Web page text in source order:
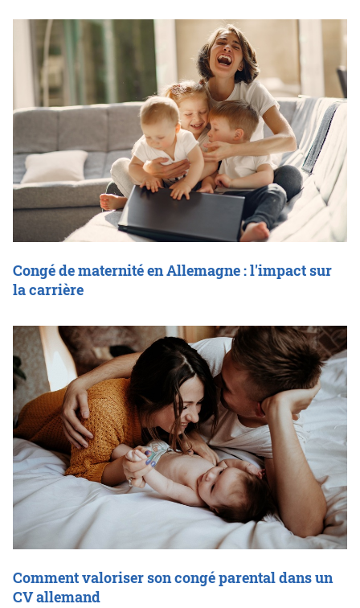
Congé de maternité en Allemagne : l'impact sur
la carrière
Comment valoriser son congé parental dans un
CV allemand